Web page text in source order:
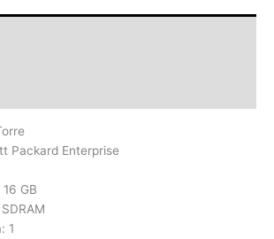
Packard Enterprise
GB
1